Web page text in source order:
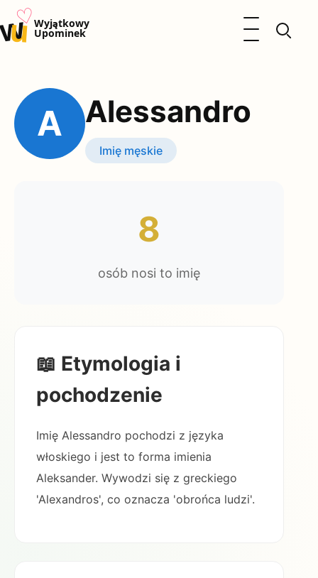
u♡Wyjątkowy
Upominek
Otwórz menu
Kalendarz Imienin
Kobieta
Okazje
Katalog prezentów
A Alessandro
Imię męskie
8
osób nosi to imię
📖 Etymologia i
pochodzenie
Imię Alessandro pochodzi z języka
włoskiego i jest to forma imienia
Aleksander. Wywodzi się z greckiego
'Alexandros', co oznacza 'obrońca ludzi'.